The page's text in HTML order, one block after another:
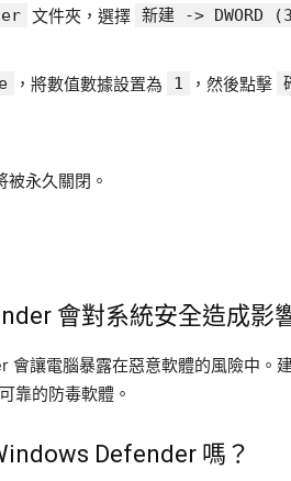
文件夾，選擇 新建 -> DWORD
，將數值數據設置為 1 ，然後點擊
永久關閉。
會對系統安全造成影
讓電腦暴露在惡意軟體的風險中。
靠的防毒軟體。
Defender 嗎？